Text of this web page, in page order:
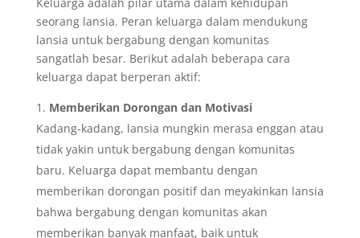
seorang lansia. Peran keluarga dalam mendukung
lansia untuk bergabung dengan komunitas
sangatlah besar. Berikut adalah beberapa cara
keluarga dapat berperan aktif:
Memberikan Dorongan dan Motivasi
Kadang-kadang, lansia mungkin merasa enggan atau
tidak yakin untuk bergabung dengan komunitas
baru. Keluarga dapat membantu dengan
memberikan dorongan positif dan meyakinkan lansia
bahwa bergabung dengan komunitas akan
memberikan banyak manfaat, baik untuk